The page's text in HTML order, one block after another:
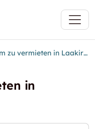
Lagerraum zu vermieten in Laakirchen
in